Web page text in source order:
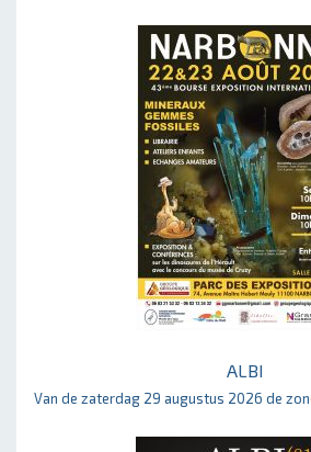
ALBI
Van de zaterdag 29 augustus 2026 de